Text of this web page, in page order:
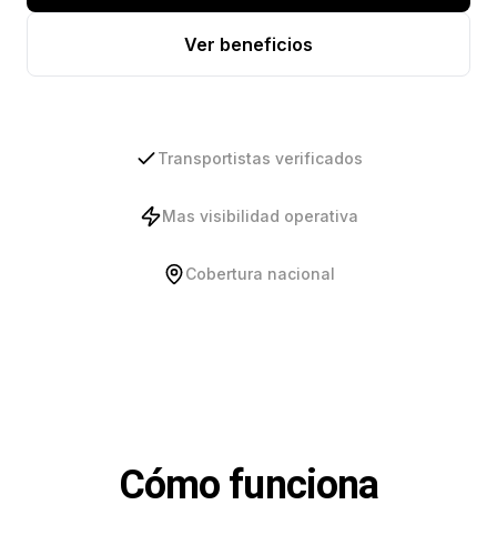
Ver beneficios
Transportistas verificados
Mas visibilidad operativa
Cobertura nacional
Cómo funciona